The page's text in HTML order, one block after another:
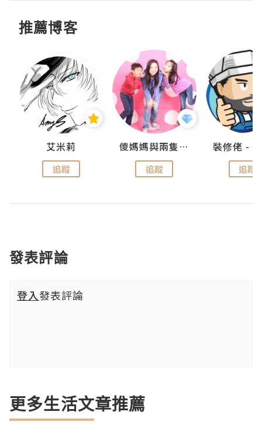
推薦博客
艾米莉
追蹤
儍媽媽與兩隻小魔怪之家
追蹤 追蹤
發表評論
登入發表評論
更多生活文章推薦